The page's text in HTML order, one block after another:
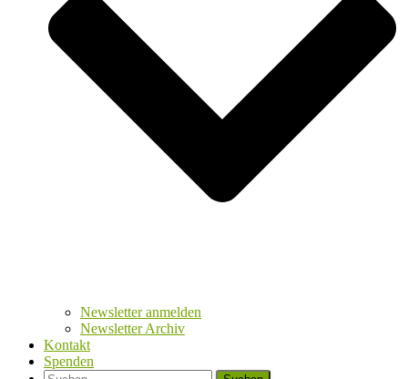
Newsletter anmelden
Newsletter Archiv
Kontakt
Spenden